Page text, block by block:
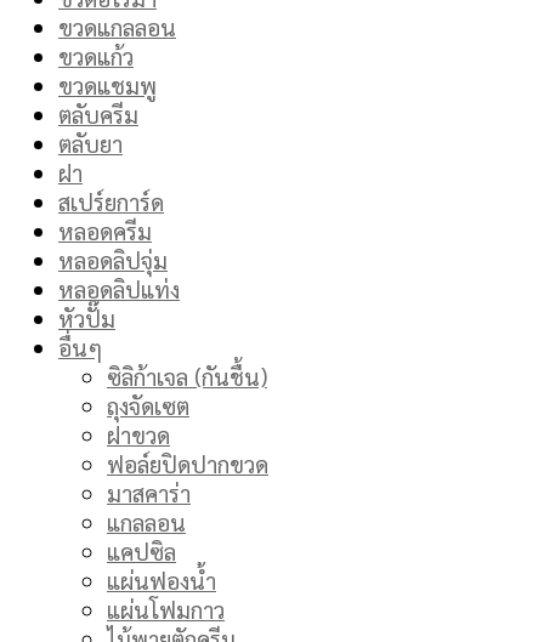
ขวดแกลลอน
ขวดแก้ว
ขวดแชมพู
ตลับครีม
ตลับยา
ฝา
สเปร์ยการ์ด
หลอดครีม
หลอดลิปจุ่ม
หลอดลิปแท่ง
หัวปั๊ม
อื่นๆ
ซิลิก้าเจล (กันชื้น)
ถุงจัดเซต
ฝาขวด
ฟอล์ยปิดปากขวด
มาสคาร่า
แกลลอน
แคปซิล
แผ่นฟองน้ำ
แผ่นโฟมกาว